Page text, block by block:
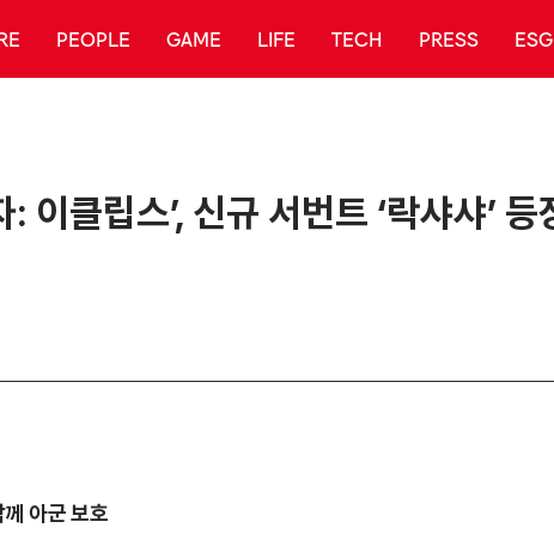
PEOPLE GAME LIFE TECH PRESS ESG
이클립스’, 신규 서번트 ‘락샤샤’ 등
께 아군 보호